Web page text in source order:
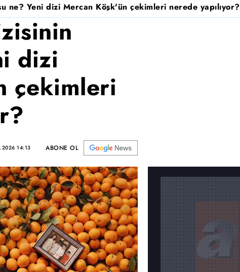
ne? Yeni dizi Mercan Köşk'ün çekimleri nerede yapılıyor?
dizi
çekimleri
14:13 ABONE OL